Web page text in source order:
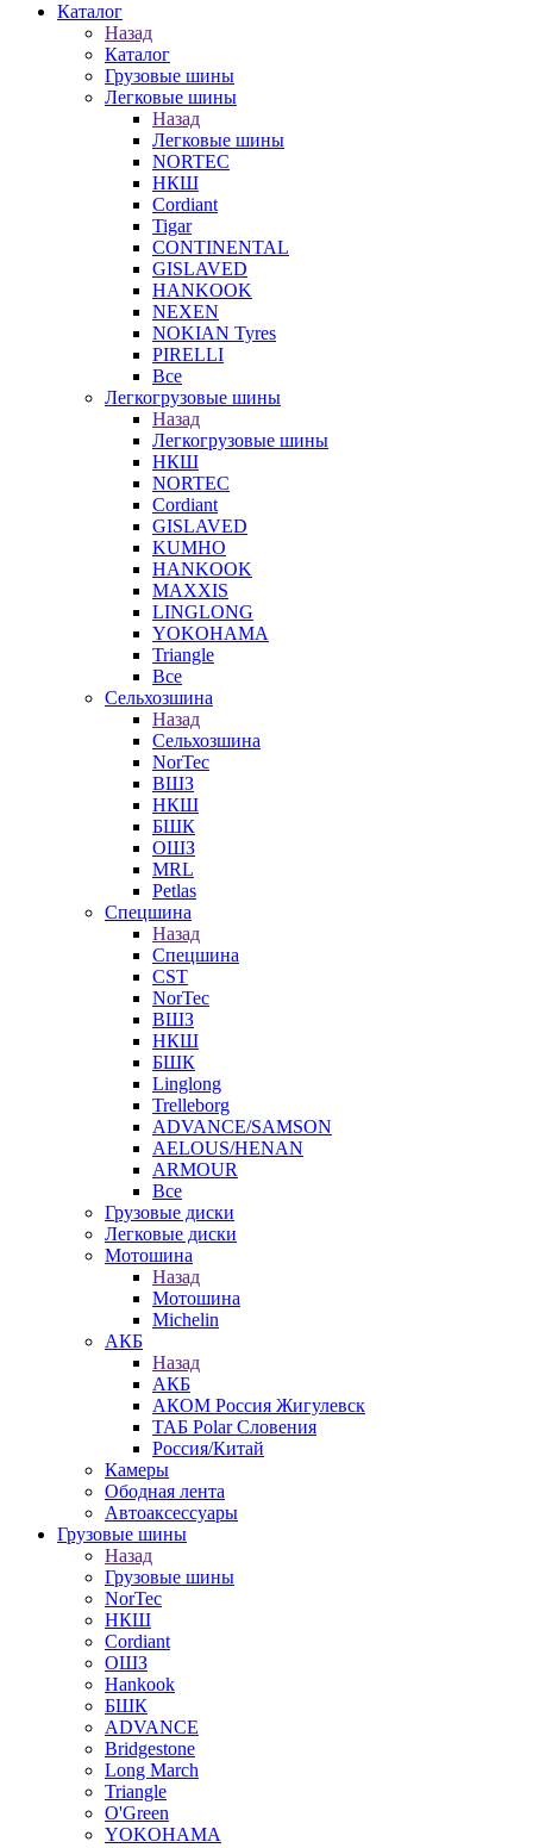
Каталог
Назад
Каталог
Грузовые шины
Легковые шины
Назад
Легковые шины
NORTEС
НКШ
Cordiant
Tigar
CONTINENTAL
GISLAVED
HANKOOK
NEXEN
NOKIAN Tyres
PIRELLI
Все
Легкогрузовые шины
Назад
Легкогрузовые шины
НКШ
NORTEС
Cordiant
GISLAVED
KUMHO
HANKOOK
MAXXIS
LINGLONG
YOKOHAMA
Triangle
Все
Сельхозшина
Назад
Сельхозшина
NorTec
ВШЗ
НКШ
БШК
ОШЗ
MRL
Petlas
Спецшина
Назад
Спецшина
CST
NorTec
ВШЗ
НКШ
БШК
Linglong
Trelleborg
ADVANCE/SAMSON
AELOUS/HENAN
ARMOUR
Все
Грузовые диски
Легковые диски
Мотошина
Назад
Мотошина
Michelin
АКБ
Назад
АКБ
АКОМ Россия Жигулевск
ТАБ Polar Словения
Россия/Китай
Камеры
Ободная лента
Автоаксессуары
Грузовые шины
Назад
Грузовые шины
NorTec
НКШ
Cordiant
ОШЗ
Hankook
БШК
ADVANCE
Bridgestone
Long March
Triangle
O'Green
YOKOHAMA